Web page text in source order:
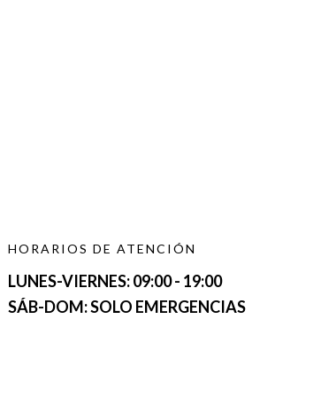
HORARIOS DE ATENCIÓN
LUNES-VIERNES:09:00 - 19:00
SÁB-DOM: SOLO EMERGENCIAS